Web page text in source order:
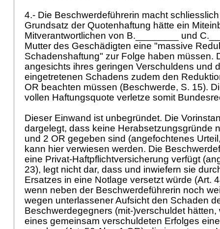
4.- Die Beschwerdeführerin macht
Grundsatz der Quotenhaftung hätte ein
Mitverantwortlichen von B.________ und
Mutter des Geschädigten eine "massive
Schadenshaftung" zur Folge haben müssen.
angesichts ihres geringen Verschuldens und
eingetretenen Schadens zudem den
OR beachten müssen (Beschwerde, S. 15).
vollen Haftungsquote verletze somit
Dieser Einwand ist unbegründet. Die
dargelegt, dass keine Herabsetzungsgründe
und 2 OR gegeben sind (angefochtenes
kann hier verwiesen werden. Die
eine Privat-Haftpflichtversicherung verfügt
23), legt nicht dar, dass und inwiefern sie
Ersatzes in eine Notlage versetzt würde (Art.
wenn neben der Beschwerdeführerin noch
wegen unterlassener Aufsicht den Schaden
Beschwerdegegners (mit-)verschuldet
eines gemeinsam verschuldeten Erfolges